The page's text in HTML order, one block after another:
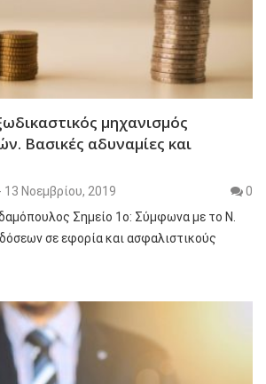
μηχανισμός
Βασικές αδυναμίες και
13 Νοεμβρίου, 2019
0
Σημείο 1ο: Σύμφωνα με το Ν.
σε εφορία και ασφαλιστικούς